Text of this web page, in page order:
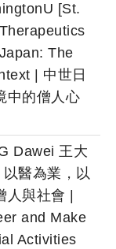
[St.
The
| 中世日
中的僧人心
Dawei 王大
醫為業，以
與社會 |
and Make
Activities